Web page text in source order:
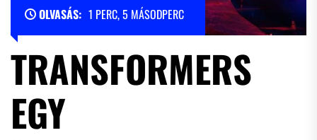
OLVASÁS: 1 PERC, 5 MÁSODPERC
TRANSFORMERS
EGY